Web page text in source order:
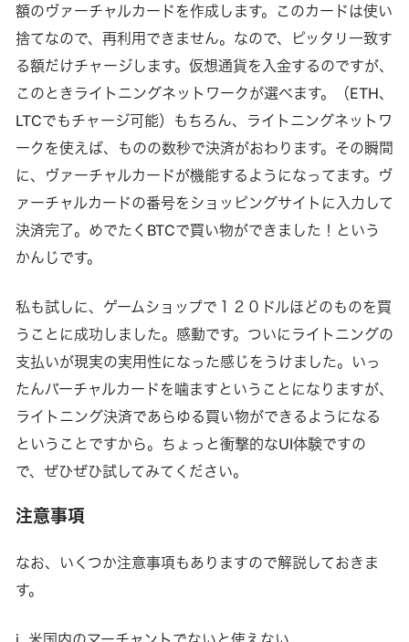
額のヴァーチャルカードを作成します。このカードは使い
捨てなので、再利用できません。なので、ピッタリ一致す
る額だけチャージします。仮想通貨を入金するのですが、
このときライトニングネットワークが選べます。（ETH、
LTCでもチャージ可能）もちろん、ライトニングネットワ
ークを使えば、ものの数秒で決済がおわります。その瞬間
に、ヴァーチャルカードが機能するようになってます。ヴ
ァーチャルカードの番号をショッピングサイトに入力して
決済完了。めでたくBTCで買い物ができました！という
かんじです。
私も試しに、ゲームショップで１２０ドルほどのものを買
うことに成功しました。感動です。ついにライトニングの
支払いが現実の実用性になった感じをうけました。いっ
たんバーチャルカードを噛ますということになりますが、
ライトニング決済であらゆる買い物ができるようになる
ということですから。ちょっと衝撃的なUI体験ですの
で、ぜひぜひ試してみてください。
注意事項
なお、いくつか注意事項もありますので解説しておきま
す。